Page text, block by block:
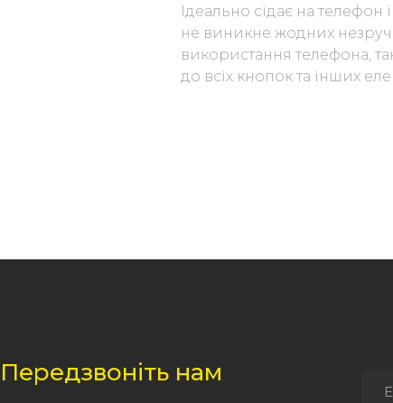
Ідеально сідає на
не виникне жодних
використання телефона,
до всіх кнопок та інших
Передзвоніть нам